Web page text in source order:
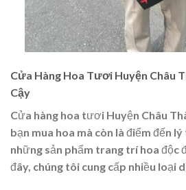
Cửa Hàng Hoa Tươi Huyện Châu
Cậy
Cửa hàng hoa tươi Huyện Châu
bạn mua hoa mà còn là điểm đến
những sản phẩm trang trí hoa độc
đây, chúng tôi cung cấp nhiều loại